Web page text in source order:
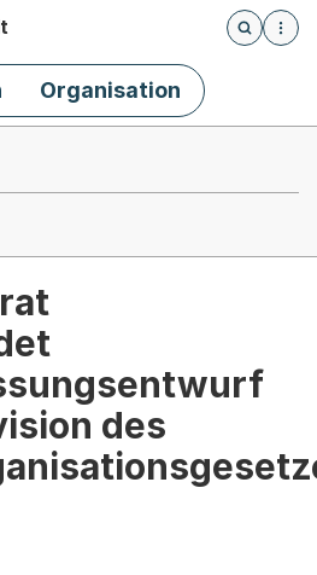
Öffnet
Organisation
des